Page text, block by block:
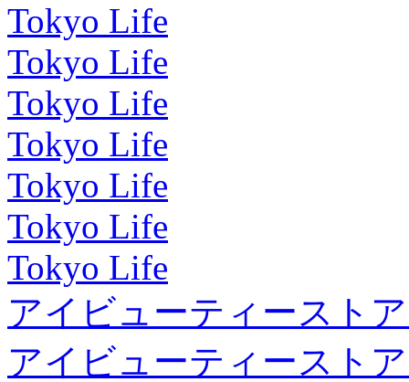
Tokyo Life
Tokyo Life
Tokyo Life
Tokyo Life
Tokyo Life
Tokyo Life
Tokyo Life
アイビューティースト
アイビューティースト